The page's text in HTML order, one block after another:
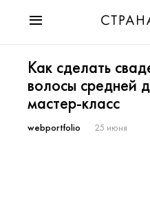
Мода
Звезды
Гороскопы
Здоровье
Как сделать
волосы средней
мастер-класс
webportfolio 25 июня